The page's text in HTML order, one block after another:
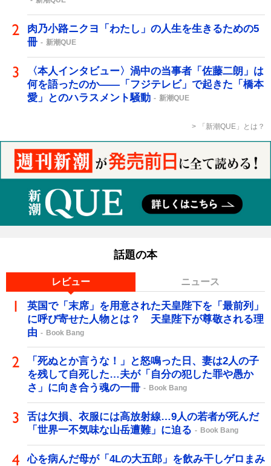
肉乃小路ニクヨ「わたし」の人生を生きるための5
冊
新潮QUE
〈本人インタビュー〉渦中の当事者「佐藤二朗」は
何を語ったのか――「フジテレビ」で起きた「橋本
愛」とのハラスメント騒動
新潮QUE
「新潮QUE」とは？
話題の本
レビュー ニュース
英国で「末席」を用意された天皇陛下を「最前列」
に呼び寄せた人物とは？ 天皇陛下が尊敬される理
由
Book Bang
「死ぬとか言うな！」と怒鳴った日、妻は2人の子
を残して自死した…夫が「自分の犯した罪や愚か
さ」に向き合う魂の一冊
Book Bang
舌は欠損、衣服には高放射線…9人の若者が死んだ
「世界一不気味な山岳遭難」に迫る
Book Bang
心を病んだ母が「4Lの大五郎」を飲み干しゲロまみ